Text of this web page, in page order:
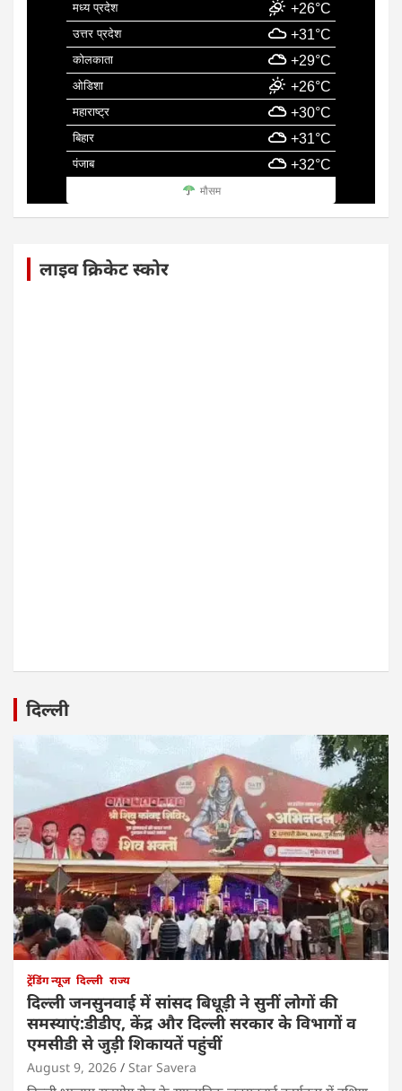
मध्य प्रदेश +26°C
उत्तर प्रदेश +31°C
कोलकाता +29°C
ओडिशा +26°C
महाराष्ट्र +30°C
बिहार +31°C
पंजाब +32°C
मौसम
लाइव क्रिकेट स्कोर
दिल्ली
ट्रेंडिंग न्यूज दिल्ली राज्य
दिल्ली जनसुनवाई में सांसद बिधूड़ी ने सुनीं लोगों की
समस्याएं:डीडीए, केंद्र और दिल्ली सरकार के विभागों व
एमसीडी से जुड़ी शिकायतें पहुंचीं
August 9, 2026 Star Savera